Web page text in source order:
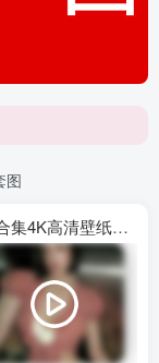
图
权恩妃水弹音乐节【27V】29P写真素材大合集4K高清壁纸照片素材